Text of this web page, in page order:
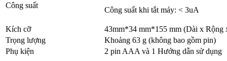
Công suất
Công suất khi tắt máy: < 3uA
Kích cỡ
43mm*34 mm*155 mm (Dài x Rộng
Trọng lượng
Khoảng 63 g (không bao gồm pin)
Phụ kiện
2 pin AAA và 1 Hướng dẫn sử dụng